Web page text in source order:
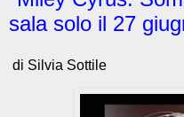
sala solo il 27
di Silvia Sottile